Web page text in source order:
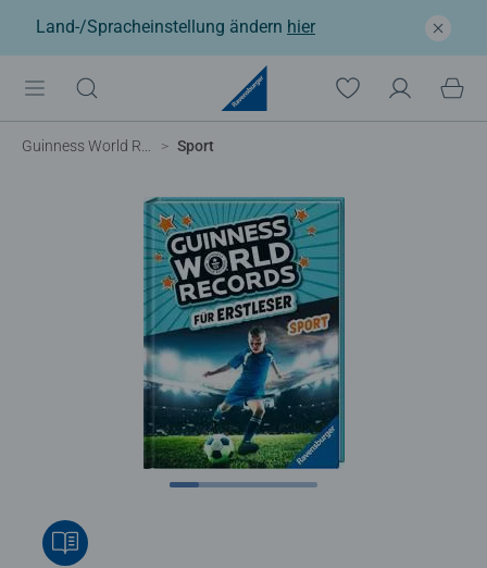
Land-/Spracheinstellung ändern hier
Guinness World Records Sport